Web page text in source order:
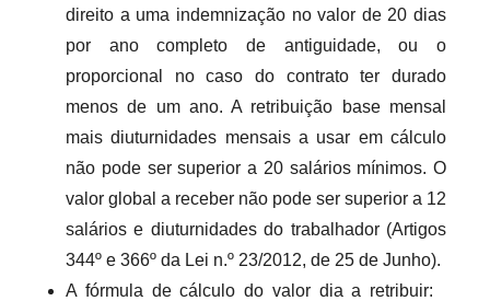
direito a uma indemnização no valor de 20 dias
por ano completo de antiguidade, ou o
proporcional no caso do contrato ter durado
menos de um ano. A retribuição base mensal
mais diuturnidades mensais a usar em cálculo
não pode ser superior a 20 salários mínimos. O
valor global a receber não pode ser superior a 12
salários e diuturnidades do trabalhador (Artigos
344º e 366º da Lei n.º 23/2012, de 25 de Junho).
A fórmula de cálculo do valor dia a retribuir: